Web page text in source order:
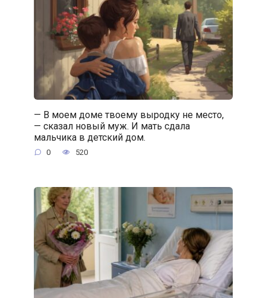
— В моем доме твоему выродку не место,
— сказал новый муж. И мать сдала
мальчика в детский дом.
0 520